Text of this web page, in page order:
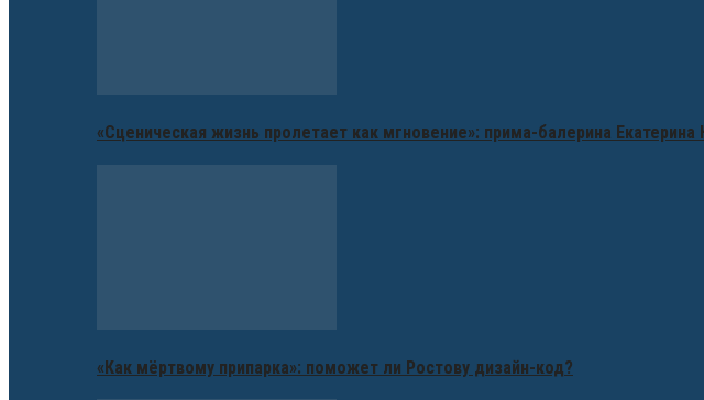
«Сценическая жизнь пролетает как мгновение»: прима-балерина
«Как мёртвому припарка»: поможет ли Ростову дизайн-код?